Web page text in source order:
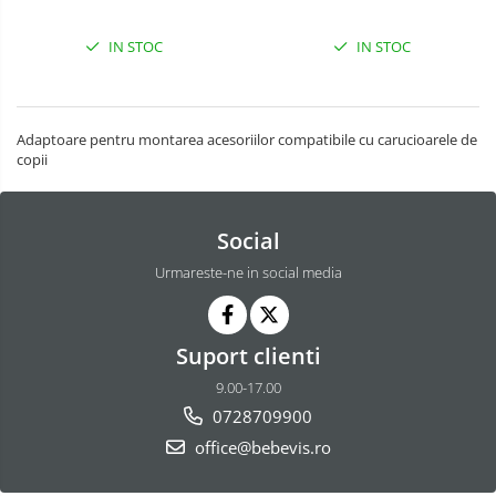
Covorase de joaca
Mobilier Birou
IN STOC IN STOC
Adaptoare pentru montarea acesoriilor compatibile cu carucioarele de
copii
Social
Urmareste-ne in social media
Suport clienti
9.00-17.00
0728709900
office@bebevis.ro